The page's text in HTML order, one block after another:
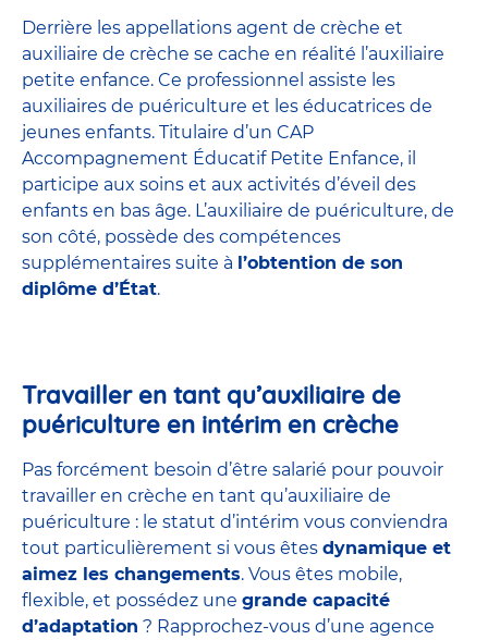
Derrière les appellations agent de crèche et
auxiliaire de crèche se cache en réalité l’auxiliaire
petite enfance. Ce professionnel assiste les
auxiliaires de puériculture et les éducatrices de
jeunes enfants. Titulaire d’un CAP
Accompagnement Éducatif Petite Enfance, il
participe aux soins et aux activités d’éveil des
enfants en bas âge. L’auxiliaire de puériculture, de
son côté, possède des compétences
supplémentaires suite à l’obtention de son
diplôme d’État.
Travailler en tant qu’auxiliaire de
puériculture en intérim en crèche
Pas forcément besoin d’être salarié pour pouvoir
travailler en crèche en tant qu’auxiliaire de
puériculture : le statut d’intérim vous conviendra
tout particulièrement si vous êtes dynamique et
aimez les changements. Vous êtes mobile,
flexible, et possédez une grande capacité
d’adaptation ? Rapprochez-vous d’une agence